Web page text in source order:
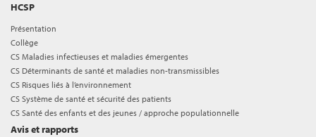
HCSP
Présentation
Collège
CS Maladies infectieuses et maladies émergentes
CS Déterminants de santé et maladies non-transmissibles
CS Risques liés à l’environnement
CS Système de santé et sécurité des patients
CS Santé des enfants et des jeunes / approche populationnelle
Avis et rapports